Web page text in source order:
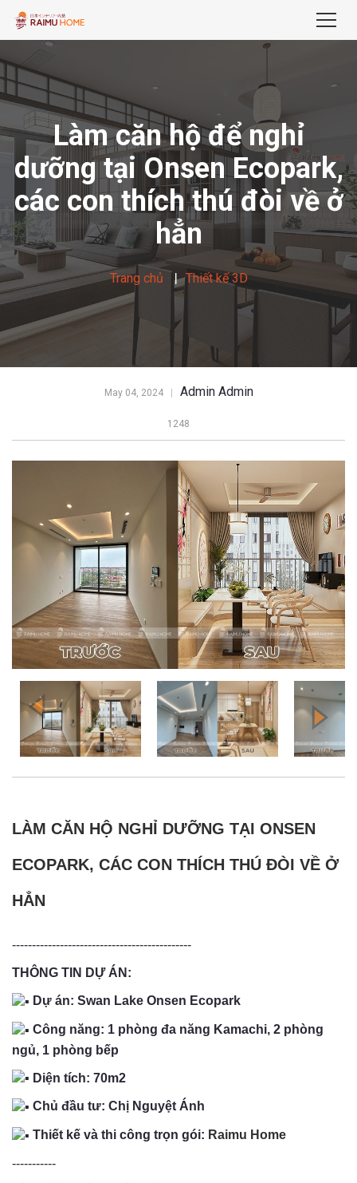
Làm căn hộ để nghỉ
dưỡng tại Onsen Ecopark,
các con thích thú đòi về ở
hẳn
Trang chủ Thiết kế 3D
May 04, 2024 Admin Admin
1248
LÀM CĂN HỘ NGHỈ DƯỠNG TẠI ONSEN
ECOPARK, CÁC CON THÍCH THÚ ĐÒI VỀ Ở
HẲN
---------------------------------------------
THÔNG TIN DỰ ÁN:
Dự án: Swan Lake Onsen Ecopark
Công năng: 1 phòng đa năng Kamachi, 2 phòng
ngủ, 1 phòng bếp
Diện tích: 70m2
Chủ đầu tư: Chị Nguyệt Ánh
Thiết kế và thi công trọn gói: Raimu Home
-----------